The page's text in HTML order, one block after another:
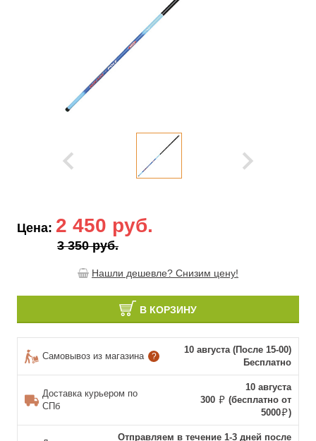
Цена: 2 450 руб.
3 350 руб.
Нашли дешевле? Снизим цену!
В КОРЗИНУ
Самовывоз из магазина ?
10 августа (После 15-00)
Бесплатно
Доставка курьером по
СПб
10 августа
300
(бесплатно от
5000
)
Отправляем в течение 1-3 дней после